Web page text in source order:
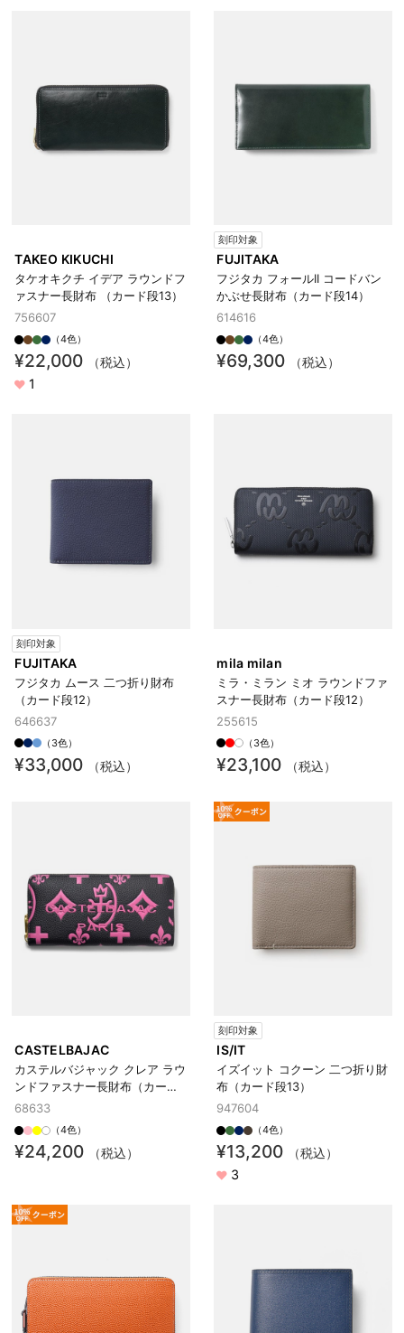
TAKEO KIKUCHI
タケオキクチ イデア ラウンドフ
ァスナー長財布 （カード段13）
756607
（4色）
¥22,000
（税込）
1
刻印対象
FUJITAKA
フジタカ フォールII コードバン
かぶせ長財布（カード段14）
614616
（4色）
¥69,300 （税込）
刻印対象
FUJITAKA
フジタカ ムース 二つ折り財布
（カード段12）
646637
（3色）
¥33,000 （税込）
mila milan
ミラ・ミラン ミオ ラウンドファ
スナー長財布（カード段12）
255615
（3色）
¥23,100 （税込）
CASTELBAJAC
カステルバジャック クレア ラウ
ンドファスナー長財布（カード
段12）
68633
（4色）
¥24,200 （税込）
刻印対象
IS/IT
イズイット コクーン 二つ折り財
布（カード段13）
947604
（4色）
¥13,200
（税込）
3